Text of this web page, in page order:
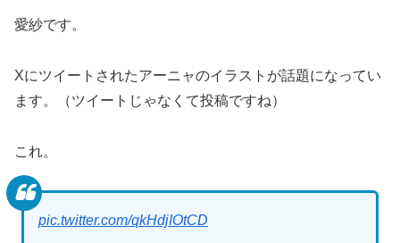
愛紗です。
Xにツイートされたアーニャのイラストが話題になってい
ます。（ツイートじゃなくて投稿ですね）
これ。
pic.twitter.com/qkHdjIOtCD